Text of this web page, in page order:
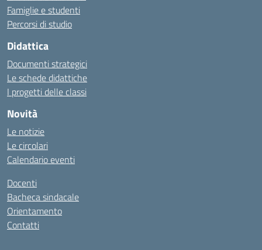
Famiglie e studenti
Percorsi di studio
Didattica
Documenti strategici
Le schede didattiche
I progetti delle classi
Novità
Le notizie
Le circolari
Calendario eventi
Docenti
Bacheca sindacale
Orientamento
Contatti